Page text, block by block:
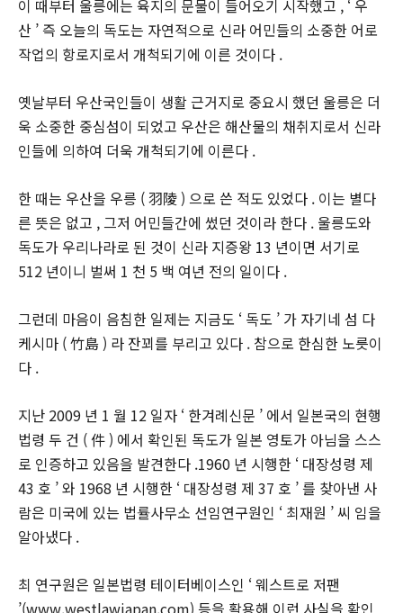
이 때부터 울릉에는 육지의 문물이 들어오기 시작했고 , ‘ 우
산 ’ 즉 오늘의 독도는 자연적으로 신라 어민들의 소중한 어로
작업의 항로지로서 개척되기에 이른 것이다 .
옛날부터 우산국인들이 생활 근거지로 중요시 했던 울릉은 더
욱 소중한 중심섬이 되었고 우산은 해산물의 채취지로서 신라
인들에 의하여 더욱 개척되기에 이른다 .
한 때는 우산을 우릉 ( 羽陵 ) 으로 쓴 적도 있었다 . 이는 별다
른 뜻은 없고 , 그저 어민들간에 썼던 것이라 한다 . 울릉도와
독도가 우리나라로 된 것이 신라 지증왕 13 년이면 서기로
512 년이니 벌써 1 천 5 백 여년 전의 일이다 .
그런데 마음이 음침한 일제는 지금도 ‘ 독도 ’ 가 자기네 섬 다
케시마 ( 竹島 ) 라 잔꾀를 부리고 있다 . 참으로 한심한 노릇이
다 .
지난 2009 년 1 월 12 일자 ‘ 한겨례신문 ’ 에서 일본국의 현행
법령 두 건 ( 件 ) 에서 확인된 독도가 일본 영토가 아님을 스스
로 인증하고 있음을 발견한다 .1960 년 시행한 ‘ 대장성령 제
43 호 ’ 와 1968 년 시행한 ‘ 대장성령 제 37 호 ’ 를 찾아낸 사
람은 미국에 있는 법률사무소 선임연구원인 ‘ 최재원 ’ 씨 임을
알아냈다 .
최 연구원은 일본법령 테이터베이스인 ‘ 웨스트로 저팬
’(www.westlawjapan.com) 등을 활용해 이런 사실을 확인